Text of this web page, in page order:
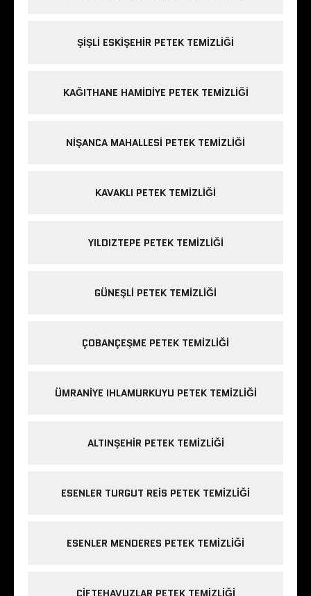
ŞIŞLI ESKIŞEHIR PETEK TEMIZLIĞI
KAĞITHANE HAMIDIYE PETEK TEMIZLIĞI
NIŞANCA MAHALLESI PETEK TEMIZLIĞI
KAVAKLI PETEK TEMIZLIĞI
YILDIZTEPE PETEK TEMIZLIĞI
GÜNEŞLI PETEK TEMIZLIĞI
ÇOBANÇEŞME PETEK TEMIZLIĞI
ÜMRANIYE IHLAMURKUYU PETEK TEMIZLIĞI
ALTINŞEHIR PETEK TEMIZLIĞI
ESENLER TURGUT REIS PETEK TEMIZLIĞI
ESENLER MENDERES PETEK TEMIZLIĞI
ÇIFTEHAVUZLAR PETEK TEMIZLIĞI